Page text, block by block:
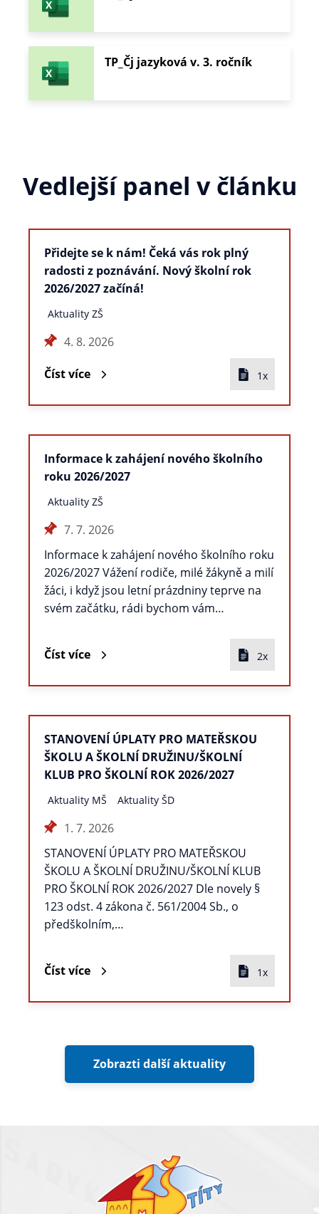
TP_Čj jazyková v. 3. ročník
Vedlejší panel v článku
Přidejte se k nám! Čeká vás rok plný
radosti z poznávání. Nový školní rok
2026/2027 začíná!
Aktuality ZŠ
4. 8. 2026
Číst více 1x
Informace k zahájení nového školního
roku 2026/2027
Aktuality ZŠ
7. 7. 2026
Informace k zahájení nového školního roku
2026/2027 Vážení rodiče, milé žákyně a milí
žáci, i když jsou letní prázdniny teprve na
svém začátku, rádi bychom vám…
Číst více 2x
STANOVENÍ ÚPLATY PRO MATEŘSKOU
ŠKOLU A ŠKOLNÍ DRUŽINU/ŠKOLNÍ
KLUB PRO ŠKOLNÍ ROK 2026/2027
Aktuality MŠ Aktuality ŠD
1. 7. 2026
STANOVENÍ ÚPLATY PRO MATEŘSKOU
ŠKOLU A ŠKOLNÍ DRUŽINU/ŠKOLNÍ KLUB
PRO ŠKOLNÍ ROK 2026/2027 Dle novely §
123 odst. 4 zákona č. 561/2004 Sb., o
předškolním,…
Číst více 1x
Zobrazti další aktuality